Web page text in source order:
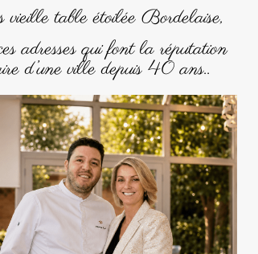
table étoilée Bordelaise,
adresses qui font la réputation
d’une ville depuis 40 ans..